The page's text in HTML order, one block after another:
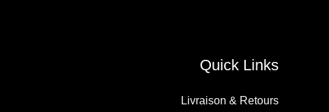
Quick Links
Livraison & Retours